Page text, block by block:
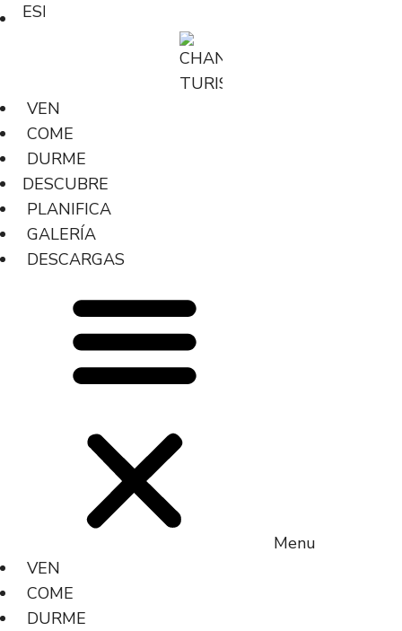
VEN
COME
DURME
DESCUBRE
PLANIFICA
GALERÍA
DESCARGAS
Menu
VEN
COME
DURME